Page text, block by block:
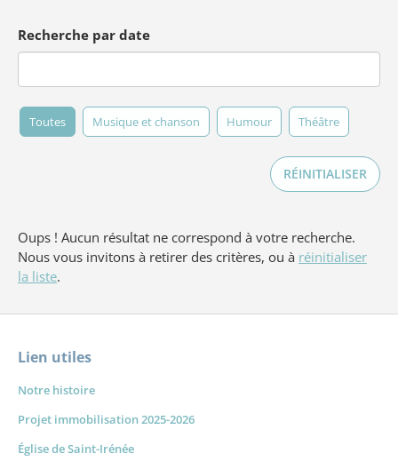
Forget
Recherche par date
Toutes Musique et chanson Humour Théâtre
RÉINITIALISER
Oups ! Aucun résultat ne correspond à votre recherche.
Nous vous invitons à retirer des critères, ou à réinitialiser
la liste.
Lien utiles
Notre histoire
Projet immobilisation 2025-2026
Église de Saint-Irénée